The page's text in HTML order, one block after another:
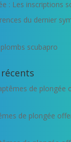
: Les inscriptions
du dernier
scubapro
de plongée
de plongée